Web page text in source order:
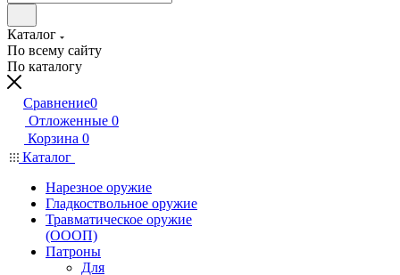
Каталог
По всему сайту
По каталогу
Сравнение0
Отложенные 0
Корзина 0
Каталог
Нарезное оружие
Гладкоствольное оружие
Травматическое оружие
(ОООП)
Патроны
Для